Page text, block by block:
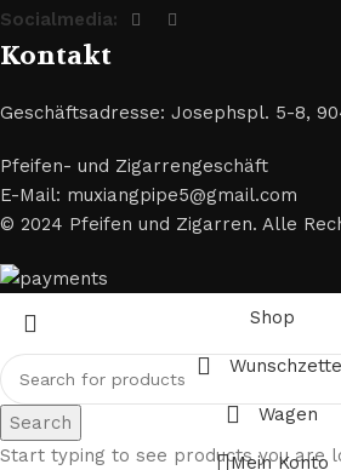
Socialmedia:
Kontakt
Geschäftsadresse: Josephspl. 5-8,
Pfeifen- und Zigarrengeschäft
E-Mail: muxiangpipe5@gmail.com
© 2024 Pfeifen und Zigarren. Alle
Search
Start typing to see products you are
Shop
Wagen
Mein Konto